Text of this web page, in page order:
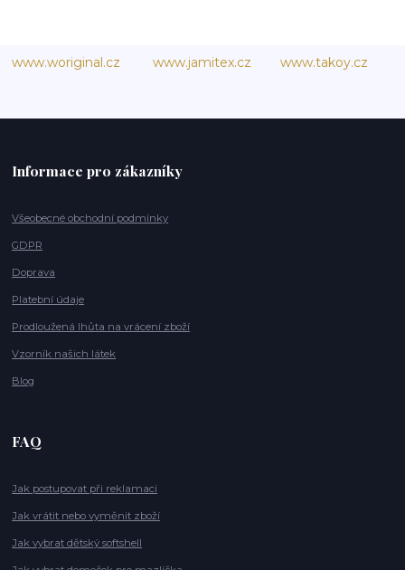
www.woriginal.cz www.jamitex.cz www.takoy.cz
Informace pro zákazníky
Všeobecné obchodní podmínky
GDPR
Doprava
Platební údaje
Prodloužená lhůta na vrácení zboží
Vzorník našich látek
Blog
FAQ
Jak postupovat při reklamaci
Jak vrátit nebo vyměnit zboží
Jak vybrat dětský softshell